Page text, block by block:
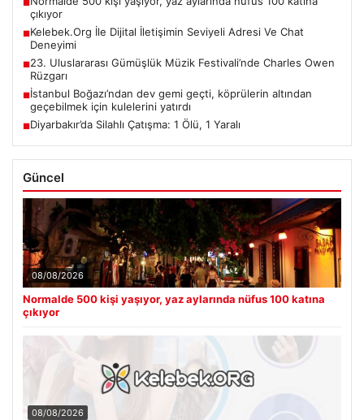
■
çıkıyor
■Kelebek.Org İle Dijital İletişimin Seviyeli Adresi Ve Chat
Deneyimi
■23. Uluslararası Gümüşlük Müzik Festivali’nde Charles Owen
Rüzgarı
■İstanbul Boğazı’ndan dev gemi geçti, köprülerin altından
geçebilmek için kulelerini yatırdı
■Diyarbakır’da Silahlı Çatışma: 1 Ölü, 1 Yaralı
Güncel
08/08/2026
Normalde 500 kişi yaşıyor, yaz aylarında nüfus 100 katına
çıkıyor
08/08/2026